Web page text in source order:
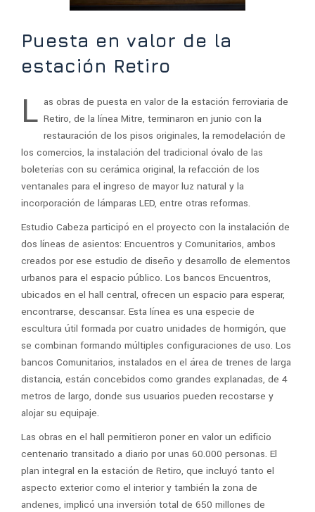
Puesta en valor de la
estación Retiro
L as obras de puesta en valor de la estación ferroviaria de
Retiro, de la línea Mitre, terminaron en junio con la
restauración de los pisos originales, la remodelación de
los comercios, la instalación del tradicional óvalo de las
boleterías con su cerámica original, la refacción de los
ventanales para el ingreso de mayor luz natural y la
incorporación de lámparas LED, entre otras reformas.
Estudio Cabeza participó en el proyecto con la instalación de
dos líneas de asientos: Encuentros y Comunitarios, ambos
creados por ese estudio de diseño y desarrollo de elementos
urbanos para el espacio público. Los bancos Encuentros,
ubicados en el hall central, ofrecen un espacio para esperar,
encontrarse, descansar. Esta línea es una especie de
escultura útil formada por cuatro unidades de hormigón, que
se combinan formando múltiples configuraciones de uso. Los
bancos Comunitarios, instalados en el área de trenes de larga
distancia, están concebidos como grandes explanadas, de 4
metros de largo, donde sus usuarios pueden recostarse y
alojar su equipaje.
Las obras en el hall permitieron poner en valor un edificio
centenario transitado a diario por unas 60.000 personas. El
plan integral en la estación de Retiro, que incluyó tanto el
aspecto exterior como el interior y también la zona de
andenes, implicó una inversión total de 650 millones de